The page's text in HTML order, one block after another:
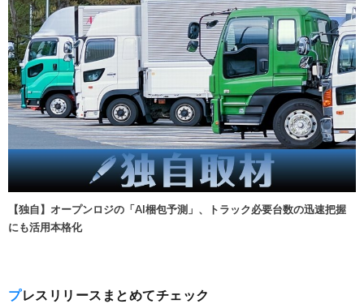
【独自】オープンロジの「AI梱包予測」、トラック必要台数の迅速把握
にも活用本格化
プレスリリースまとめてチェック